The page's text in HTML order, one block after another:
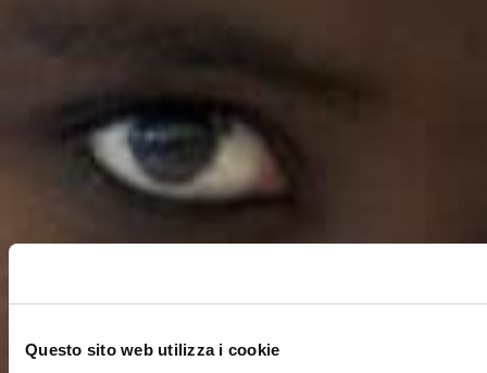
Questo sito web utilizza i cookie